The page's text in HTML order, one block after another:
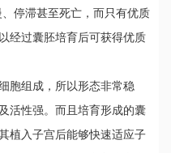
停滞甚至死亡，而只有优质
经过囊胚培育后可获得优质
组成，所以形态非常稳
活性强。而且培育形成的囊
植入子宫后能够快速适应子